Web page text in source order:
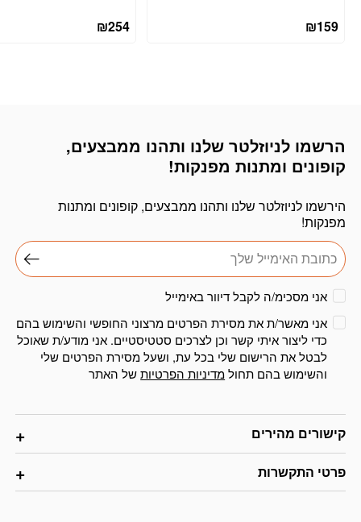
₪159
₪254
קישורים מהירים
פרטי התקשרות
הרשמו לניוזלטר שלנו ותהנו ממבצעים,
קופונים ומתנות מפנקות!
הירשמו לניוזלטר שלנו ותהנו ממבצעים, קופונים ומתנות
מפנקות!
דוא׳׳ל
אני מסכימ/ה לקבל דיוור באימייל
אני מאשר/ת את מסירת הפרטים מרצוני החופשי והשימוש בהם
כדי ליצור איתי קשר וכן לצרכים סטטיסטיים. אני מודע/ת שאוכל
לבטל את הרישום שלי בכל עת, ושעל מסירת הפרטים שלי
והשימוש בהם תחולמדיניות הפרטיותשל האתר